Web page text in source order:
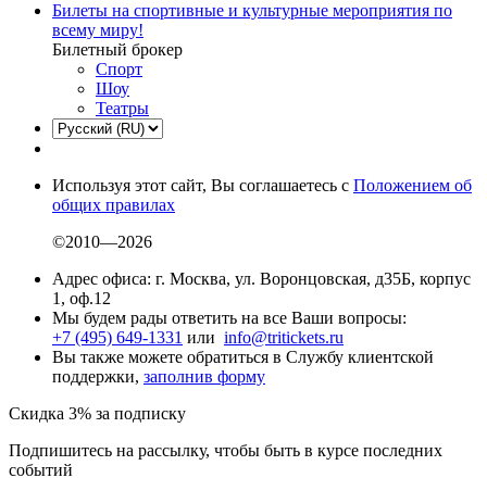
Билеты на спортивные и культурные мероприятия по
всему миру!
Билетный брокер
Спорт
Шоу
Театры
Используя этот сайт, Вы соглашаетесь с Положением об
общих правилах
©2010—2026
Адрес офиса: г. Москва, ул. Воронцовская, д35Б, корпус
1, оф.12
Мы будем рады ответить на все Ваши вопросы:
+7 (495) 649-1331 или info@tritickets.ru
Вы также можете обратиться в Службу клиентской
поддержки, заполнив форму
Скидка 3% за подписку
Подпишитесь на рассылку, чтобы быть в курсе последних
событий